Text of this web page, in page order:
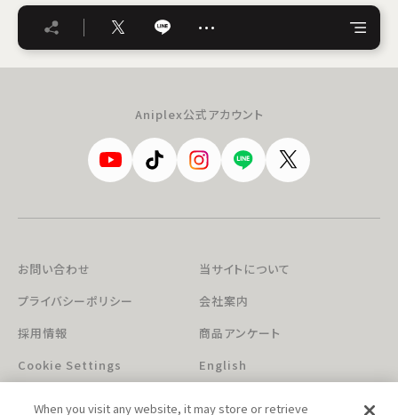
…
Aniplex公式アカウント
お問い合わせ
当サイトについて
プライバシーポリシー
会社案内
採用情報
商品アンケート
Cookie Settings
English
When you visit any website, it may store or retrieve